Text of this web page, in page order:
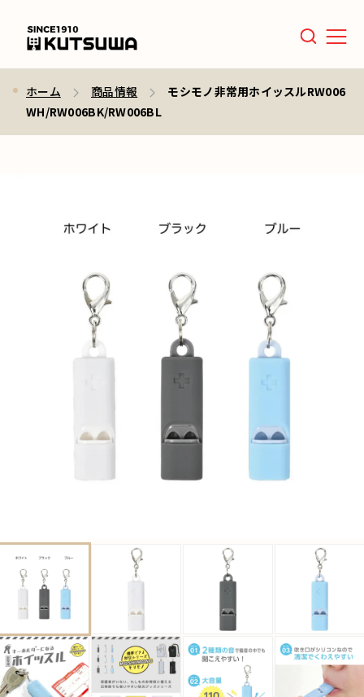
Menu
ホーム 商品情報
モシモノ非常用ホイッスルRW006
WH/RW006BK/RW006BL